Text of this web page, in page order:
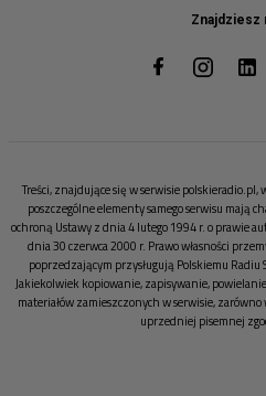
Znajdziesz
Treści, znajdujące się w serwisie polskieradio.pl,
poszczególne elementy samego serwisu mają
ochroną Ustawy z dnia 4 lutego 1994 r. o prawie
dnia 30 czerwca 2000 r. Prawo własności
poprzedzającym przysługują Polskiemu
Jakiekolwiek kopiowanie, zapisywanie,
materiałów zamieszczonych w serwisie,
uprzedniej pisemnej